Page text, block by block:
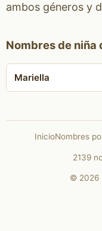
ambos géneros y
Nombres de niña
Mariella
InicioNombres
2139
© 2026